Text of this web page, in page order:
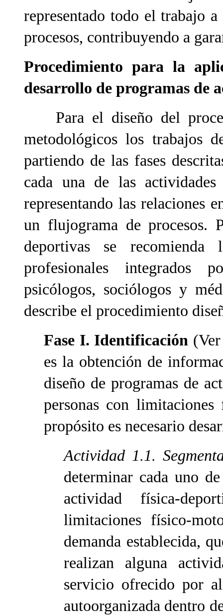
representado todo el trabajo
procesos, contribuyendo a
Procedimiento para la
desarrollo de programas de
Para el diseño del
metodológicos los trabajos
partiendo de las fases
cada una de las
representando las relaciones
un flujograma de procesos.
deportivas se
profesionales integrados
psicólogos, sociólogos y
describe el procedimiento
Fase I. Identificación
es la obtención de
diseño de programas de
personas con limitaciones
propósito es necesario
Actividad 1.1.
determinar cada uno
actividad física-
limitaciones físico-
demanda establecida,
realizan alguna
servicio ofrecido por
autoorganizada dentro